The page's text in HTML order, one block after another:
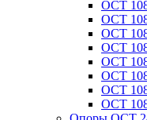
ОСТ
ОСТ
ОСТ
ОСТ
ОСТ
ОСТ
ОСТ
ОСТ